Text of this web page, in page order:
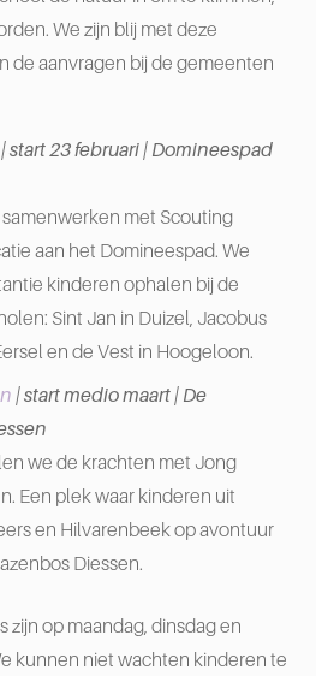
We zijn blij met deze
de aanvragen bij de gemeenten
| start 23 februari | Domineespad
met Scouting
aan het Domineespad. We
kinderen ophalen bij de
Sint Jan in Duizel, Jacobus
en de Vest in Hoogeloon.
| start medio maart | De
we de krachten met Jong
Een plek waar kinderen uit
en Hilvarenbeek op avontuur
Diessen.
zijn op maandag, dinsdag en
kunnen niet wachten kinderen te